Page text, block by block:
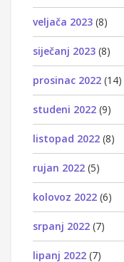
veljača 2023 (8)
siječanj 2023 (8)
prosinac 2022 (14)
studeni 2022 (9)
listopad 2022 (8)
rujan 2022 (5)
kolovoz 2022 (6)
srpanj 2022 (7)
lipanj 2022 (7)